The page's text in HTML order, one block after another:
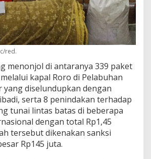
red.
menonjol di antaranya 339 paket
kapal Roro di Pelabuhan
yang diselundupkan dengan
serta 8 penindakan terhadap
tunai lintas batas di beberapa
dengan total Rp1,45
tersebut dikenakan sanksi
Rp145 juta.